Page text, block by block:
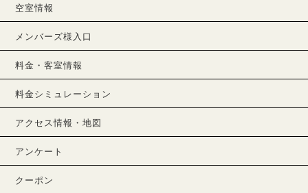
空室情報
メンバーズ様入口
料金・客室情報
料金シミュレーション
アクセス情報・地図
アンケート
クーポン